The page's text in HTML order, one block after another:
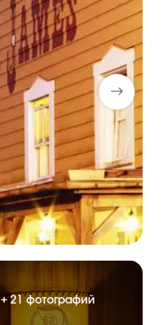
+ 21 фотографий